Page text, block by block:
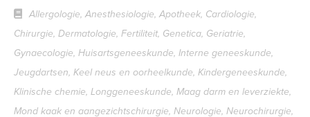
Allergologie, Anesthesiologie, Apotheek, Cardiologie,
Chirurgie, Dermatologie, Fertiliteit, Genetica, Geriatrie,
Gynaecologie, Huisartsgeneeskunde, Interne geneeskunde,
Jeugdartsen, Keel neus en oorheelkunde, Kindergeneeskunde,
Klinische chemie, Longgeneeskunde, Maag darm en leverziekte,
Mond kaak en aangezichtschirurgie, Neurologie, Neurochirurgie,